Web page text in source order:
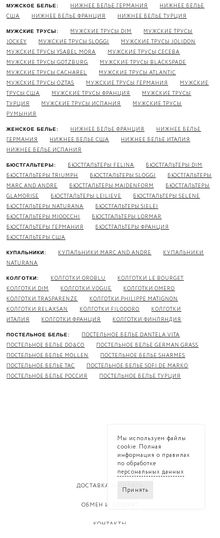
МУЖСКОЕ БЕЛЬЕ: НИЖНЕЕ БЕЛЬЕ ГЕРМАНИЯ
НИЖНЕЕ БЕЛЬЕ
США
НИЖНЕЕ БЕЛЬЕ ФРАНЦИЯ НИЖНЕЕ БЕЛЬЕ ТУРЦИЯ
МУЖСКИЕ ТРУСЫ: МУЖСКИЕ ТРУСЫ DIM
МУЖСКИЕ ТРУСЫ
JOCKEY
МУЖСКИЕ ТРУСЫ SLOGGI
МУЖСКИЕ ТРУСЫ JOLIDON
МУЖСКИЕ ТРУСЫ YSABEL MORA
МУЖСКИЕ ТРУСЫ CECEBA
МУЖСКИЕ ТРУСЫ GOTZBURG
МУЖСКИЕ ТРУСЫ BLACKSPADE
МУЖСКИЕ ТРУСЫ CACHAREL
МУЖСКИЕ ТРУСЫ ATLANTIC
МУЖСКИЕ ТРУСЫ OZTAS
МУЖСКИЕ ТРУСЫ ГЕРМАНИЯ
МУЖСКИЕ
ТРУСЫ США
МУЖСКИЕ ТРУСЫ ФРАНЦИЯ
МУЖСКИЕ ТРУСЫ
ТУРЦИЯ
МУЖСКИЕ ТРУСЫ ИСПАНИЯ
МУЖСКИЕ ТРУСЫ
РУМЫНИЯ
ЖЕНСКОЕ БЕЛЬЕ: НИЖНЕЕ БЕЛЬЕ ФРАНЦИЯ
НИЖНЕЕ БЕЛЬЕ
ГЕРМАНИЯ
НИЖНЕЕ БЕЛЬЕ США
НИЖНЕЕ БЕЛЬЕ ИТАЛИЯ
НИЖНЕЕ БЕЛЬЕ ИСПАНИЯ
БЮСТГАЛЬТЕРЫ: БЮСТГАЛЬТЕРЫ FELINA
БЮСТГАЛЬТЕРЫ DIM
БЮСТГАЛЬТЕРЫ TRIUMPH
БЮСТГАЛЬТЕРЫ SLOGGI
БЮСТГАЛЬТЕРЫ
MARC AND ANDRE
БЮСТГАЛЬТЕРЫ MAIDENFORM
БЮСТГАЛЬТЕРЫ
GLAMORISE
БЮСТГАЛЬТЕРЫ LEILIEVE
БЮСТГАЛЬТЕРЫ SELENE
БЮСТГАЛЬТЕРЫ NATURANA
БЮСТГАЛЬТЕРЫ SIELEI
БЮСТГАЛЬТЕРЫ MIOOCCHI
БЮСТГАЛЬТЕРЫ LORMAR
БЮСТГАЛЬТЕРЫ ГЕРМАНИЯ
БЮСТГАЛЬТЕРЫ ФРАНЦИЯ
БЮСТГАЛЬТЕРЫ США
КУПАЛЬНИКИ: КУПАЛЬНИКИ MARC AND ANDRE
КУПАЛЬНИКИ
NATURANA
КОЛГОТКИ: КОЛГОТКИ OROBLU
КОЛГОТКИ LE BOURGET
КОЛГОТКИ DIM
КОЛГОТКИ VOGUE
КОЛГОТКИ OMERO
КОЛГОТКИ TRASPARENZE
КОЛГОТКИ PHILIPPE MATIGNON
КОЛГОТКИ RELAXSAN
КОЛГОТКИ FILODORO
КОЛГОТКИ
ИТАЛИЯ
КОЛГОТКИ ФРАНЦИЯ КОЛГОТКИ ФИНЛЯНДИЯ
ПОСТЕЛЬНОЕ БЕЛЬЕ:
ПОСТЕЛЬНОЕ БЕЛЬЕ DANTELA VITA
ПОСТЕЛЬНОЕ БЕЛЬЕ DO&CO
ПОСТЕЛЬНОЕ БЕЛЬЕ GERMAN GRASS
ПОСТЕЛЬНОЕ БЕЛЬЕ MOLLEN
ПОСТЕЛЬНОЕ БЕЛЬЕ SHARMES
ПОСТЕЛЬНОЕ БЕЛЬЕ TAC
ПОСТЕЛЬНОЕ БЕЛЬЕ SOFI DE MARKO
ПОСТЕЛЬНОЕ БЕЛЬЕ РОССИЯ
ПОСТЕЛЬНОЕ БЕЛЬЕ ТУРЦИЯ
ДОСТАВКА И ОПЛАТА
ОБМЕН И ВОЗВРАТ
КОНТАКТЫ
Мы используем файлы
cookie. Полная
информация о правилах
по обработке
персональных данных
Принять